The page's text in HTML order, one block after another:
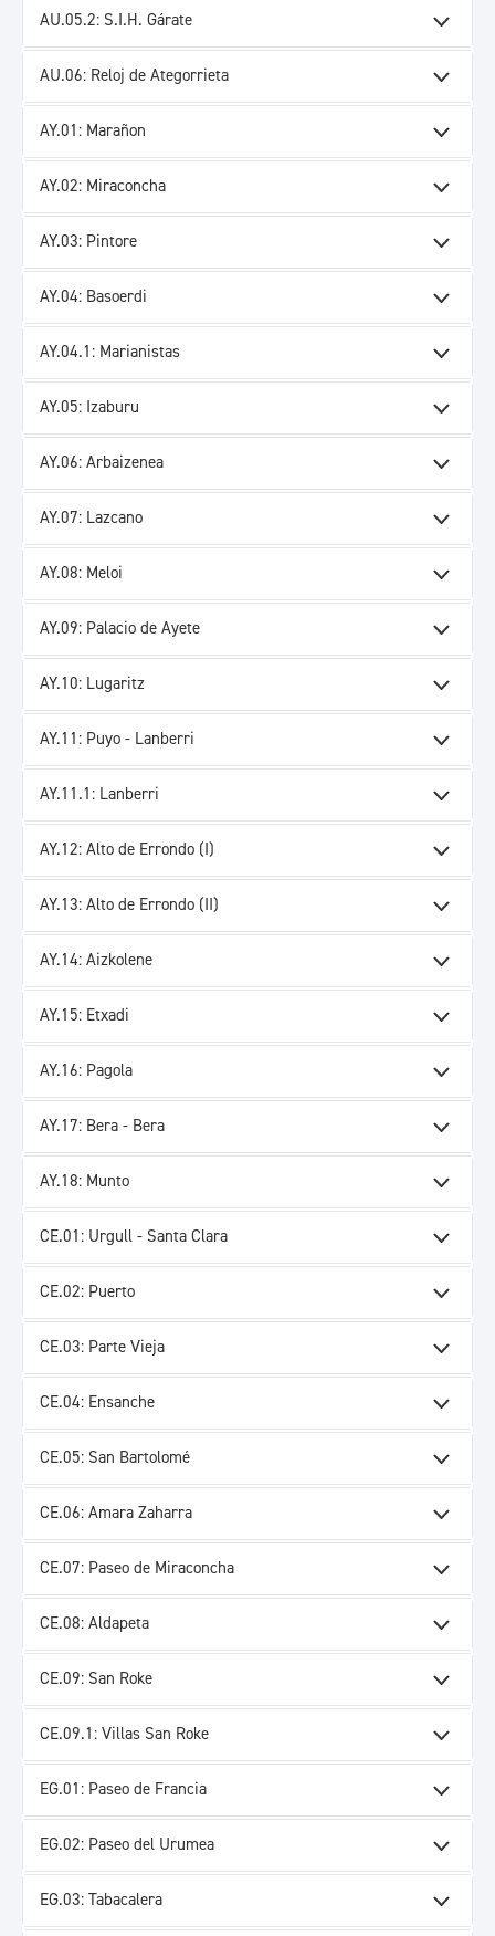
AU.05.2: S.I.H. Gárate
AU.06: Reloj de Ategorrieta
AY.01: Marañon
AY.02: Miraconcha
AY.03: Pintore
AY.04: Basoerdi
AY.04.1: Marianistas
AY.05: Izaburu
AY.06: Arbaizenea
AY.07: Lazcano
AY.08: Meloi
AY.09: Palacio de Ayete
AY.10: Lugaritz
AY.11: Puyo - Lanberri
AY.11.1: Lanberri
AY.12: Alto de Errondo (I)
AY.13: Alto de Errondo (II)
AY.14: Aizkolene
AY.15: Etxadi
AY.16: Pagola
AY.17: Bera - Bera
AY.18: Munto
CE.01: Urgull - Santa Clara
CE.02: Puerto
CE.03: Parte Vieja
CE.04: Ensanche
CE.05: San Bartolomé
CE.06: Amara Zaharra
CE.07: Paseo de Miraconcha
CE.08: Aldapeta
CE.09: San Roke
CE.09.1: Villas San Roke
EG.01: Paseo de Francia
EG.02: Paseo del Urumea
EG.03: Tabacalera